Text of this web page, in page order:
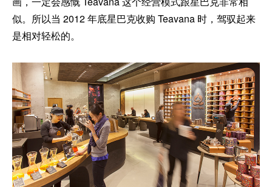
似。所以当 2012 年底星巴克收购 Teavana 时，驾驭起来
是相对轻松的。